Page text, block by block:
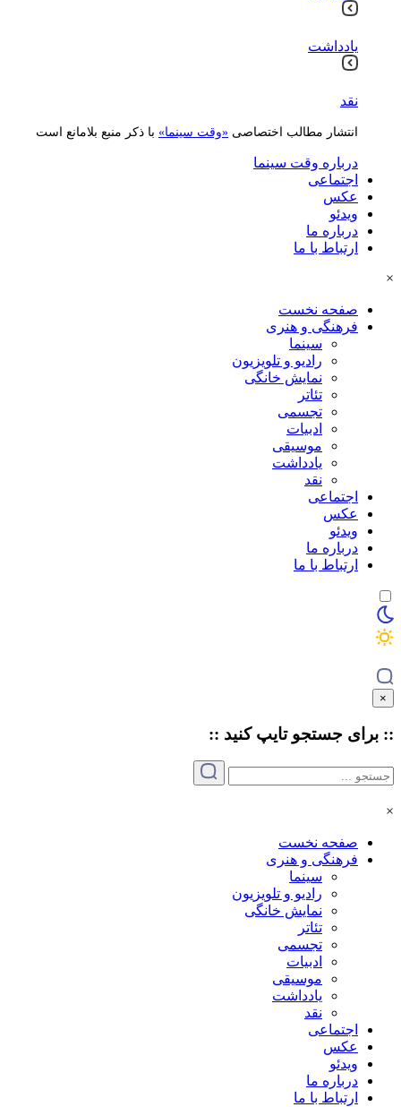
یادداشت
نقد
انتشار مطالب اختصاصی «وقت سینما» با ذکر منبع بلامانع است
درباره وقت سینما
اجتماعی
عکس
ویدئو
درباره ما
ارتباط با ما
×
صفحه نخست
فرهنگی و هنری
سینما
رادیو و تلویزیون
نمایش خانگی
تئاتر
تجسمی
ادبیات
موسیقی
یادداشت
نقد
اجتماعی
عکس
ویدئو
درباره ما
ارتباط با ما
×
:: برای جستجو تایپکنید ::
×
صفحه نخست
فرهنگی و هنری
سینما
رادیو و تلویزیون
نمایش خانگی
تئاتر
تجسمی
ادبیات
موسیقی
یادداشت
نقد
اجتماعی
عکس
ویدئو
درباره ما
ارتباط با ما